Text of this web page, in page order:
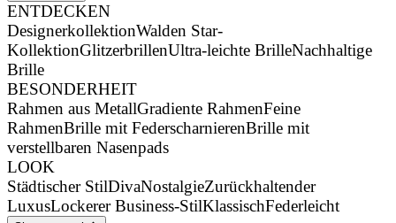
ENTDECKEN
DesignerkollektionWalden Star-
KollektionGlitzerbrillenUltra-leichte BrilleNachhaltige
Brille
BESONDERHEIT
Rahmen aus MetallGradiente RahmenFeine
RahmenBrille mit FederscharnierenBrille mit
verstellbaren Nasenpads
LOOK
Städtischer StilDivaNostalgieZurückhaltender
LuxusLockerer Business-StilKlassischFederleicht